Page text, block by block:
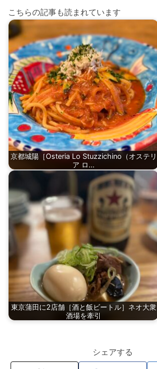
こちらの記事も読まれています
京都城陽［Osteria Lo Stuzzichino（オステリ
ア ロ…
東京蒲田に2店舗［酒と飯ビートル］ネオ大衆
酒場を牽引
シェアする